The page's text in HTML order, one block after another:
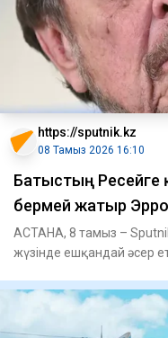
https://sputnik.kz
08 Тамыз 2026 16:10
Батыстың Ресейге
бермей жатыр
АСТАНА, 8 тамыз –
жүзінде ешқандай әсер